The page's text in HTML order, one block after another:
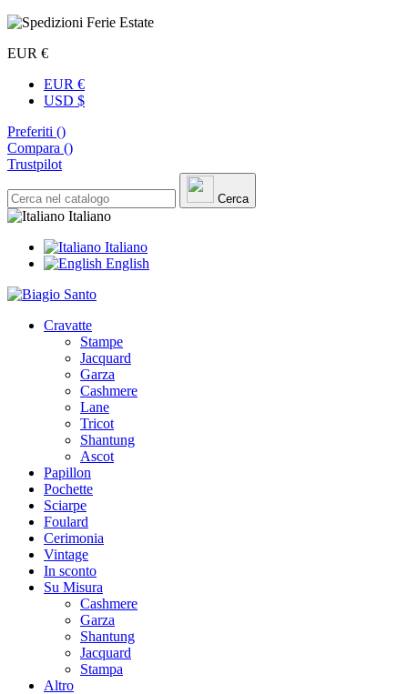
EUR €
EUR €
USD $
Preferiti ()
Compara ()
Trustpilot
Cerca
Italiano
Italiano
English
Cravatte
Stampe
Jacquard
Garza
Cashmere
Lane
Tricot
Shantung
Ascot
Papillon
Pochette
Sciarpe
Foulard
Cerimonia
Vintage
In sconto
Su Misura
Cashmere
Garza
Shantung
Jacquard
Stampa
Altro